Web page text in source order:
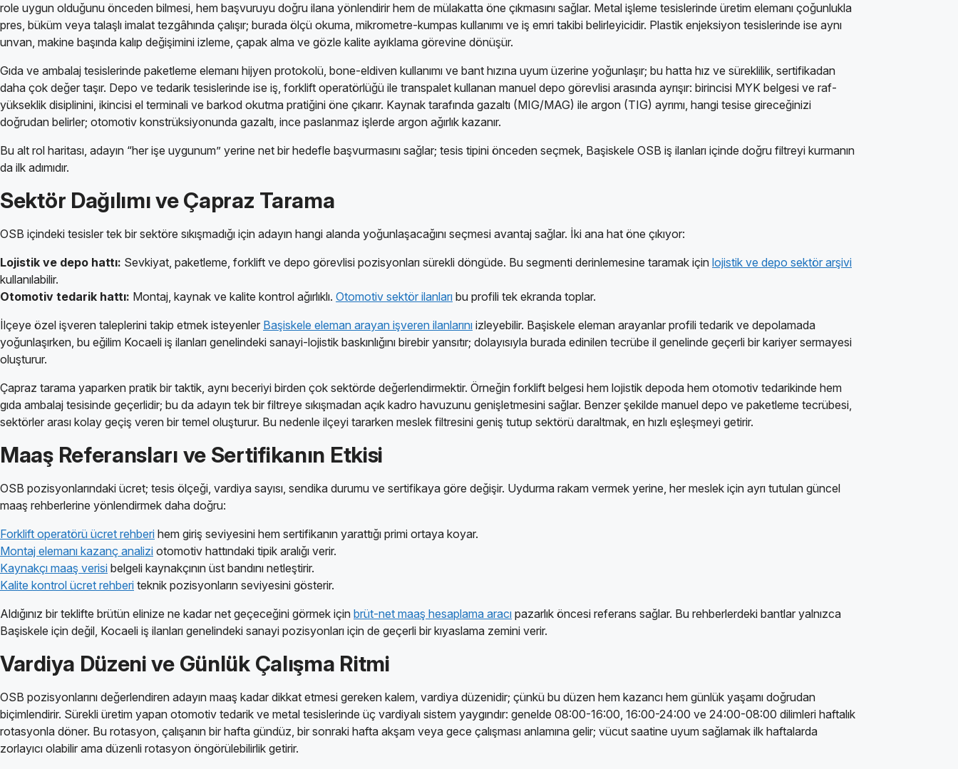
role uygun olduğunu önceden bilmesi, hem başvuruyu doğru ilana yönlendirir hem de mülakatta öne çıkmasını sağlar. Metal işleme tesislerinde üretim elemanı çoğunlukla
pres, büküm veya talaşlı imalat tezgâhında çalışır; burada ölçü okuma, mikrometre-kumpas kullanımı ve iş emri takibi belirleyicidir. Plastik enjeksiyon tesislerinde ise aynı
unvan, makine başında kalıp değişimini izleme, çapak alma ve gözle kalite ayıklama görevine dönüşür.
Gıda ve ambalaj tesislerinde paketleme elemanı hijyen protokolü, bone-eldiven kullanımı ve bant hızına uyum üzerine yoğunlaşır; bu hatta hız ve süreklilik, sertifikadan
daha çok değer taşır. Depo ve tedarik tesislerinde ise iş, forklift operatörlüğü ile transpalet kullanan manuel depo görevlisi arasında ayrışır: birincisi MYK belgesi ve raf-
yükseklik disiplinini, ikincisi el terminali ve barkod okutma pratiğini öne çıkarır. Kaynak tarafında gazaltı (MIG/MAG) ile argon (TIG) ayrımı, hangi tesise gireceğinizi
doğrudan belirler; otomotiv konstrüksiyonunda gazaltı, ince paslanmaz işlerde argon ağırlık kazanır.
Bu alt rol haritası, adayın “her işe uygunum” yerine net bir hedefle başvurmasını sağlar; tesis tipini önceden seçmek, Başiskele OSB iş ilanları içinde doğru filtreyi kurmanın
da ilk adımıdır.
Sektör Dağılımı ve Çapraz Tarama
OSB içindeki tesisler tek bir sektöre sıkışmadığı için adayın hangi alanda yoğunlaşacağını seçmesi avantaj sağlar. İki ana hat öne çıkıyor:
Lojistik ve depo hattı: Sevkiyat, paketleme, forklift ve depo görevlisi pozisyonları sürekli döngüde. Bu segmenti derinlemesine taramak için lojistik ve depo sektör arşivi
kullanılabilir.
Otomotiv tedarik hattı: Montaj, kaynak ve kalite kontrol ağırlıklı. Otomotiv sektör ilanları bu profili tek ekranda toplar.
İlçeye özel işveren taleplerini takip etmek isteyenler Başiskele eleman arayan işveren ilanlarını izleyebilir. Başiskele eleman arayanlar profili tedarik ve depolamada
yoğunlaşırken, bu eğilim Kocaeli iş ilanları genelindeki sanayi-lojistik baskınlığını birebir yansıtır; dolayısıyla burada edinilen tecrübe il genelinde geçerli bir kariyer sermayesi
oluşturur.
Çapraz tarama yaparken pratik bir taktik, aynı beceriyi birden çok sektörde değerlendirmektir. Örneğin forklift belgesi hem lojistik depoda hem otomotiv tedarikinde hem
gıda ambalaj tesisinde geçerlidir; bu da adayın tek bir filtreye sıkışmadan açık kadro havuzunu genişletmesini sağlar. Benzer şekilde manuel depo ve paketleme tecrübesi,
sektörler arası kolay geçiş veren bir temel oluşturur. Bu nedenle ilçeyi tararken meslek filtresini geniş tutup sektörü daraltmak, en hızlı eşleşmeyi getirir.
Maaş Referansları ve Sertifikanın Etkisi
OSB pozisyonlarındaki ücret; tesis ölçeği, vardiya sayısı, sendika durumu ve sertifikaya göre değişir. Uydurma rakam vermek yerine, her meslek için ayrı tutulan güncel
maaş rehberlerine yönlendirmek daha doğru:
Forklift operatörü ücret rehberi hem giriş seviyesini hem sertifikanın yarattığı primi ortaya koyar.
Montaj elemanı kazanç analizi otomotiv hattındaki tipik aralığı verir.
Kaynakçı maaş verisi belgeli kaynakçının üst bandını netleştirir.
Kalite kontrol ücret rehberi teknik pozisyonların seviyesini gösterir.
Aldığınız bir teklifte brütün elinize ne kadar net geçeceğini görmek için brüt-net maaş hesaplama aracı pazarlık öncesi referans sağlar. Bu rehberlerdeki bantlar yalnızca
Başiskele için değil, Kocaeli iş ilanları genelindeki sanayi pozisyonları için de geçerli bir kıyaslama zemini verir.
Vardiya Düzeni ve Günlük Çalışma Ritmi
OSB pozisyonlarını değerlendiren adayın maaş kadar dikkat etmesi gereken kalem, vardiya düzenidir; çünkü bu düzen hem kazancı hem günlük yaşamı doğrudan
biçimlendirir. Sürekli üretim yapan otomotiv tedarik ve metal tesislerinde üç vardiyalı sistem yaygındır: genelde 08:00-16:00, 16:00-24:00 ve 24:00-08:00 dilimleri haftalık
rotasyonla döner. Bu rotasyon, çalışanın bir hafta gündüz, bir sonraki hafta akşam veya gece çalışması anlamına gelir; vücut saatine uyum sağlamak ilk haftalarda
zorlayıcı olabilir ama düzenli rotasyon öngörülebilirlik getirir.